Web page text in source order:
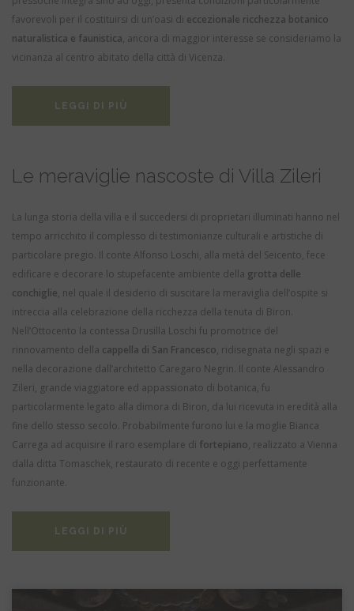
favorevoli per il costituirsi di un’oasi di eccezionale ricchezza botanico
naturalistica e faunistica, ancora di maggior interesse se consideriamo la
vicinanza al centro abitato della città di Vicenza.
LEGGI DI PIÙ
Le meraviglie nascoste di Villa Zileri
La lunga storia della villa e il succedersi di proprietari illuminati hanno nel
tempo arricchito il complesso di testimonianze culturali e artistiche di
particolare pregio. Il conte Alfonso Loschi, alla metà del Seicento, fece
edificare e decorare lo stupefacente ambiente della grotta delle
conchiglie, nel quale il desiderio di suscitare la meraviglia dell’ospite si
intreccia alla celebrazione della ricchezza della tenuta di Biron.
Nell’Ottocento la contessa Drusilla Loschi fu promotrice del
rinnovamento della cappella di San Francesco, ridisegnata negli spazi e
nella decorazione dall’architetto Caregaro Negrin. Il conte Alessandro
Zileri, grande viaggiatore ed appassionato di botanica, fu
particolarmente legato alla dimora di Biron, da lui ricevuta in eredità alla
fine dello stesso secolo. Probabilmente furono lui e la moglie Bianca
Carrega ad acquisire il raro esemplare di fortepiano, realizzato a Vienna
dalla ditta Tomaschek, restaurato di recente e oggi perfettamente
funzionante.
LEGGI DI PIÙ